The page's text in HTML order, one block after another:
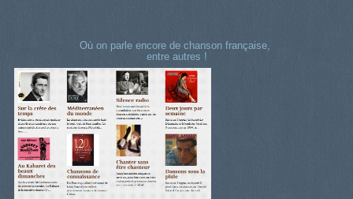
Où on parle encore de chanson française,
entre autres !